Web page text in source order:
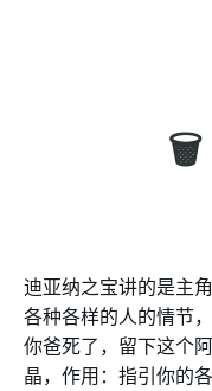
🗑️
迪亚纳之宝讲的是主
各种各样的人的情节
你爸死了，留下这个
晶，作用：指引你的